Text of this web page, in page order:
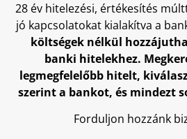
28 év hitelezési, értékesítés
jó kapcsolatokat kialakítva a
költségek nélkül
banki hitelekhez.
legmegfelelőbb hitelt,
szerint a bankot, és mindezt
Forduljon hozzánk